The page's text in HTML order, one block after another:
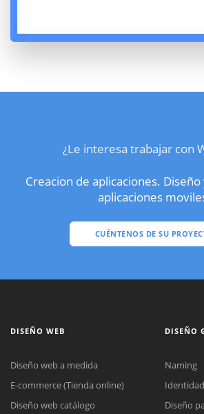
¿Le interesa trabajar con
Creacion de aplicaciones.
aplicaciones
CUÉNTENOS DE SU
DISEÑO WEB
Diseño web a medida
E-commerce (Tienda online)
Diseño web catálogo
DISEÑO
Naming
Diseño